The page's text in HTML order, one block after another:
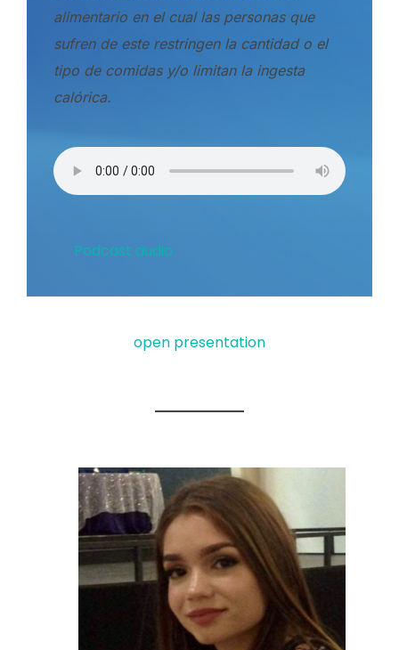
alimentario en el cual las personas que
sufren de este restringen la cantidad o el
tipo de comidas y/o limitan la ingesta
calórica.
Podcast audio
open presentation